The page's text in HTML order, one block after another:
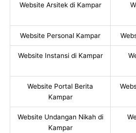
Website Arsitek di Kampar
Website Personal Kampar
Website Instansi di Kampar
Website Portal Berita
Kampar
Website Undangan Nikah di
Kampar